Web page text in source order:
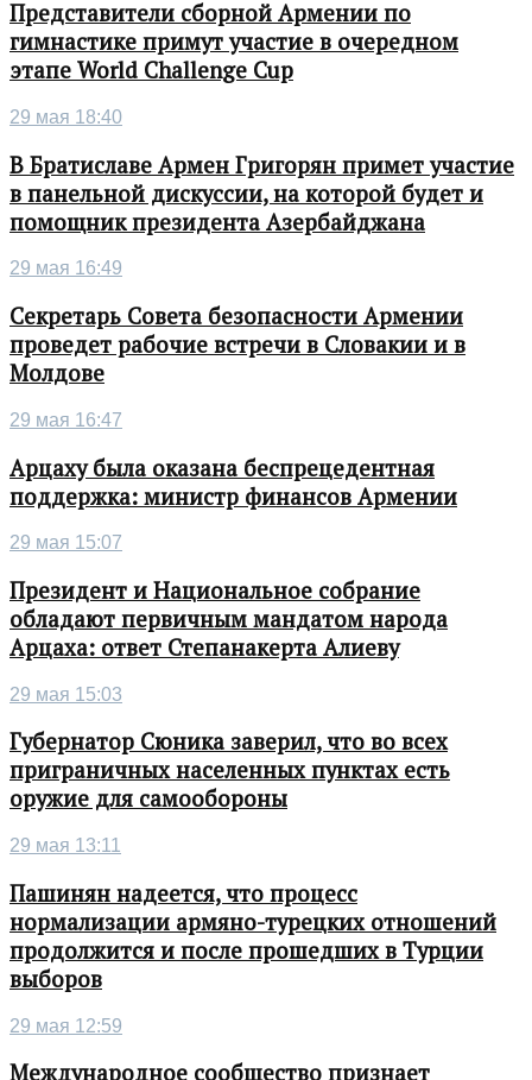
Представители сборной Армении по
гимнастике примут участие в очередном
этапе World Challenge Cup
29 мая 18:40
В Братиславе Армен Григорян примет участие
в панельной дискуссии, на которой будет и
помощник президента Азербайджана
29 мая 16:49
Секретарь Совета безопасности Армении
проведет рабочие встречи в Словакии и в
Молдове
29 мая 16:47
Арцаху была оказана беспрецедентная
поддержка: министр финансов Армении
29 мая 15:07
Президент и Национальное собрание
обладают первичным мандатом народа
Арцаха: ответ Степанакерта Алиеву
29 мая 15:03
Губернатор Сюника заверил, что во всех
приграничных населенных пунктах есть
оружие для самообороны
29 мая 13:11
Пашинян надеется, что процесс
нормализации армяно-турецких отношений
продолжится и после прошедших в Турции
выборов
29 мая 12:59
Международное сообщество признает